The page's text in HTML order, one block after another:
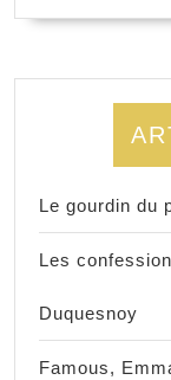
Le gourdin du
Les
Duquesnoy
Famous,